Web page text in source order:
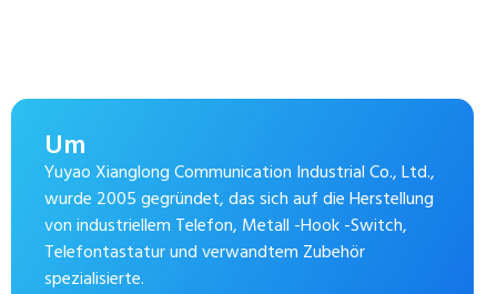
Um
Yuyao Xianglong Communication Industrial Co., Ltd.,
wurde 2005 gegründet, das sich auf die Herstellung
von industriellem Telefon, Metall -Hook -Switch,
Telefontastatur und verwandtem Zubehör
spezialisierte.